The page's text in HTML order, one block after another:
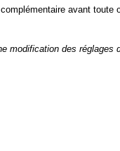
avant toute
des